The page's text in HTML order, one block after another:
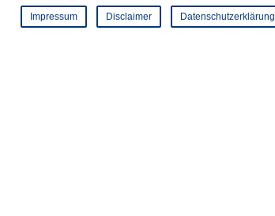
Impressum Disclaimer Datenschutzerklärung